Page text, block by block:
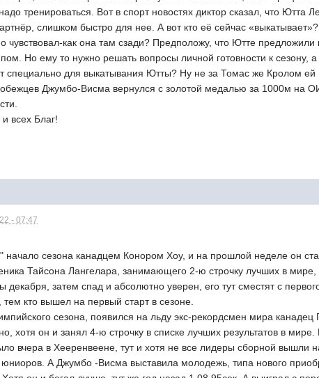
тренироваться. Вот в спорт новостях диктор сказал, что
слишком быстро для нее. А вот кто её сейчас
чувствовал-как она там сзади? Предположу, что Ютте
Но ему то нужно решать вопросы личной готовности к сезону,
специально для выкатывания Ютты? Ну не за Томас же Кролом ей
Джумбо-Висма вернулся с золотой медалью за 1000м на
всех Благ!
- 07:47
начало сезона канадцем Конором Хоу, и на прошлой неделе он
Тайсона Лангелара, занимающего 2-ю строчку лучших в
декабря, затем спад и абсолютно уверен, его тут сместят с
кто вышел на первый старт в сезоне.
сезона, появился на льду экс-рекордсмен мира
хотя он и занял 4-ю строчку в списке лучших результатов в
вчера в Хееренвеене, тут и хотя не все лидеры сборной вышли
юниоров. А Джумбо -Висма выставила молодежь, типа нового